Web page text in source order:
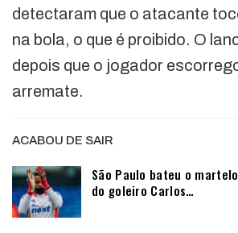
detectaram que o atacante
na bola, o que é proibido. O
depois que o jogador
arremate.
ACABOU DE SAIR
São Paulo bateu o
do goleiro Carlos…